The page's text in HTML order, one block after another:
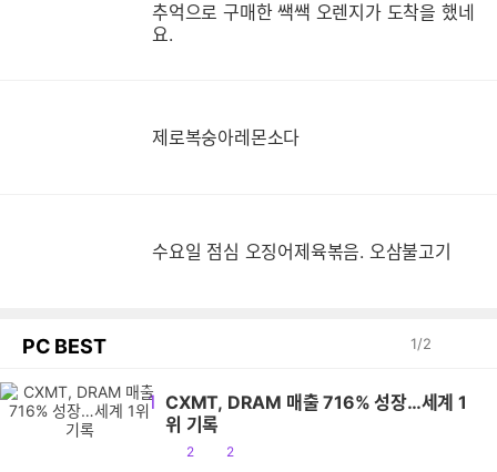
추억으로 구매한 쌕쌕 오렌지가 도착을 했네
요.
제로복숭아레몬소다
수요일 점심 오징어제육볶음. 오삼불고기
PC BEST 1/2
1 CXMT, DRAM 매출 716% 성장…세계 1
위 기록
공
2
댓
2